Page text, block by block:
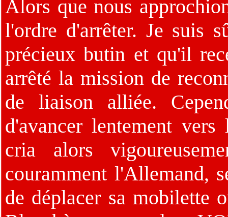
Alors que nous
l'ordre d'arrêter. Je suis
précieux butin et qu'il
arrêté la mission de
de liaison alliée.
d'avancer lentement
cria alors
couramment l'Allemand,
de déplacer sa mobilette